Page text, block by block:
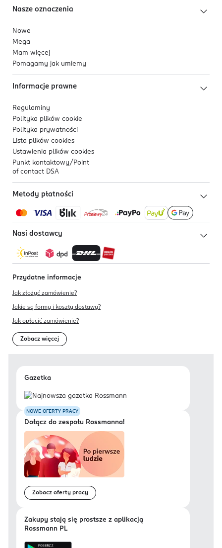
Nasze oznaczenia
Nowe
Mega
Mam więcej
Pomagamy jak umiemy
Informacje prawne
Regulaminy
Polityka plików cookie
Polityka prywatności
Lista plików cookies
Ustawienia plików cookies
Punkt kontaktowy/ Point
of contact DSA
Metody płatności
Nasi dostawcy
Przydatne informacje
Jak złożyć zamówienie?
Jakie są formy i koszty dostawy?
Jak opłacić zamówienie?
Zobacz więcej
Gazetka
NOWE OFERTY PRACY
Dołącz do zespołu Rossmanna!
Zobacz oferty pracy
Zakupy stają się prostsze z aplikacją
Rossmann PL